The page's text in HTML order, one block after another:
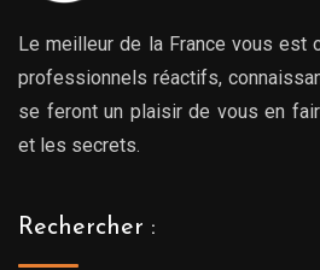
Le meilleur de la France vous est
professionnels réactifs,
se feront un plaisir de vous en
et les secrets.
Rechercher :